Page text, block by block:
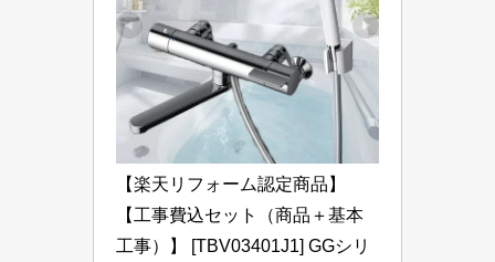
【楽天リフォーム認定商品】
【工事費込セット（商品＋基本
工事）】 [TBV03401J1] GGシリ